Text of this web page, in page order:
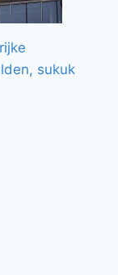
sukuk